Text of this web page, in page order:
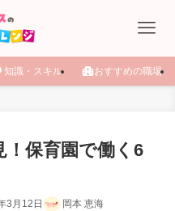
知識・スキル おすすめの職場
！保育園で働く6
3月12日 岡本 恵海